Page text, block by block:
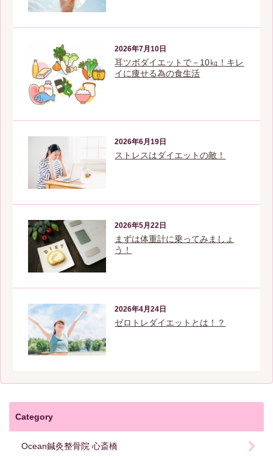
2026年7月10日
耳ツボダイエットで－10㎏！キレ
イに痩せる為の食生活
2026年6月19日
ストレスはダイエットの敵！
2026年5月22日
まずは体重計に乗ってみましょ
う！
2026年4月24日
ゼロトレダイエットとは！？
Category
Ocean鍼灸整骨院 心斎橋